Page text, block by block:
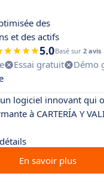
des
et des actifs
5.0Basé sur 2 avis
Essai gratuit
Démo
logiciel innovant qui
à CARTERÍA Y
En savoir plus